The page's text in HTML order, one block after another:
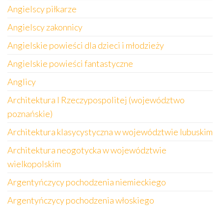
Angielscy piłkarze
Angielscy zakonnicy
Angielskie powieści dla dzieci i młodzieży
Angielskie powieści fantastyczne
Anglicy
Architektura I Rzeczypospolitej (województwo
poznańskie)
Architektura klasycystyczna w województwie lubuskim
Architektura neogotycka w województwie
wielkopolskim
Argentyńczycy pochodzenia niemieckiego
Argentyńczycy pochodzenia włoskiego